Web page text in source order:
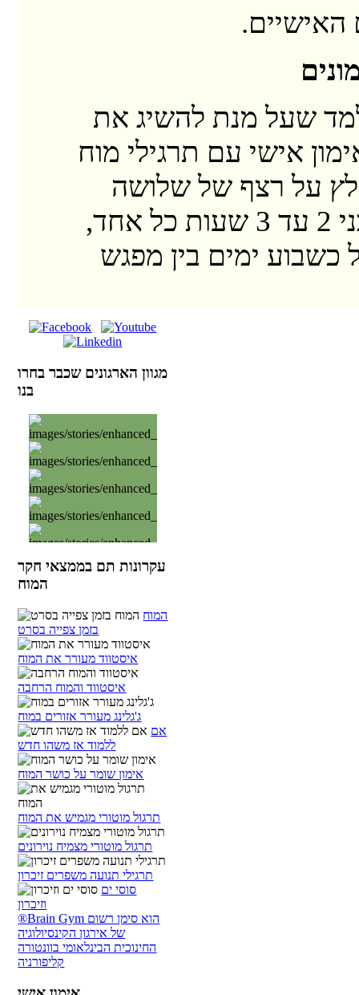
האישיים.
שעל מנת להשיג את
אישי עם תרגילי מוח
על רצף של שלושה
מפגשים בני 2 עד 3 שעות כל אחד,
כשבוע ימים בין מפגש
מגוון הארגונים שכבר בחרו
בנו
עקרונות תם בממצאי חקר
המוח
המוח
בזמן צפייה בסרט
איסטווד מעורר את המוח
איסטווד והמוח הרחבה
ג'גלינג מעורר אזורים במוח
אם
ללמוד אז משהו חדש
אימון שומר על כושר המוח
תרגול מוטורי מגמיש את המוח
תרגול מוטורי מצמיח נוירונים
תרגילי תנועה משפרים זיכרון
סוסי ים
וזיכרון
®Brain Gym הוא סימן רשום
של אירגון הקינסיולוגיה
החינוכית הבינלאומי בוונטורה
קליפורניה